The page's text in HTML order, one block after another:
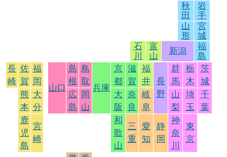
秋
田
岩
手
山
形
宮
城
石
川
富
山
新潟
福
島
長
崎
佐
賀
福
岡
山口
島
根
鳥
取
兵庫
京
都
滋
賀
福
井
長
野
群
馬
栃
木
茨
城
熊
本
大
分
広
島
岡
山
大
阪
奈
良
岐
阜
山
梨
埼
玉
千
葉
鹿
児
島
宮
崎
和
歌
山
三
重
愛
知
静
岡
神
奈
川
東
京